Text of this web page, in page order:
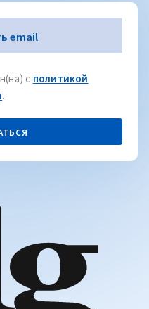
email
с политикой
.